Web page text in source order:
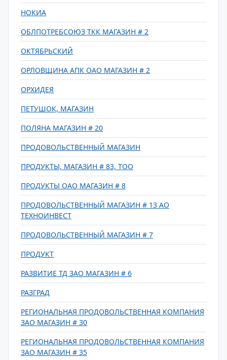
НОКИА
ОБЛПОТРЕБСОЮЗ ТКК МАГАЗИН # 2
ОКТЯБРЬСКИЙ
ОРЛОВЩИНА АПК ОАО МАГАЗИН # 2
ОРХИДЕЯ
ПЕТУШОК, МАГАЗИН
ПОЛЯНА МАГАЗИН # 20
ПРОДОВОЛЬСТВЕННЫЙ МАГАЗИН
ПРОДУКТЫ, МАГАЗИН # 83, ТОО
ПРОДУКТЫ ОАО МАГАЗИН # 8
ПРОДОВОЛЬСТВЕННЫЙ МАГАЗИН # 13 АО
ТЕХНОИНВЕСТ
ПРОДОВОЛЬСТВЕННЫЙ МАГАЗИН # 7
ПРОДУКТ
РАЗВИТИЕ ТД ЗАО МАГАЗИН # 6
РАЗГРАД
РЕГИОНАЛЬНАЯ ПРОДОВОЛЬСТВЕННАЯ КОМПАНИЯ
ЗАО МАГАЗИН # 30
РЕГИОНАЛЬНАЯ ПРОДОВОЛЬСТВЕННАЯ КОМПАНИЯ
ЗАО МАГАЗИН # 35